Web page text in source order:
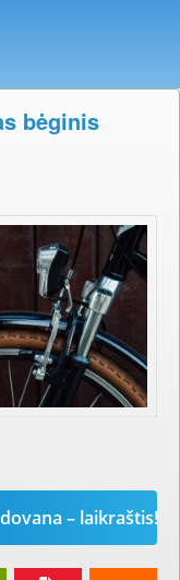
bėginis
– laikraštis!